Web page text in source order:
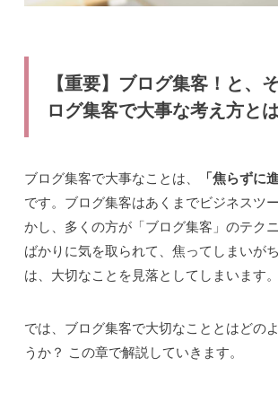
【重要】ブログ集客！と、
ログ集客で大事な考え方と
ブログ集客で大事なことは、 「焦らずに
です。ブログ集客はあくまでビジネスツ
かし、多くの方が「ブログ集客」のテク
ばかりに気を取られて、焦ってしまいが
は、大切なことを見落としてしまいます。
では、ブログ集客で大切なこととはどの
うか？ この章で解説していきます。